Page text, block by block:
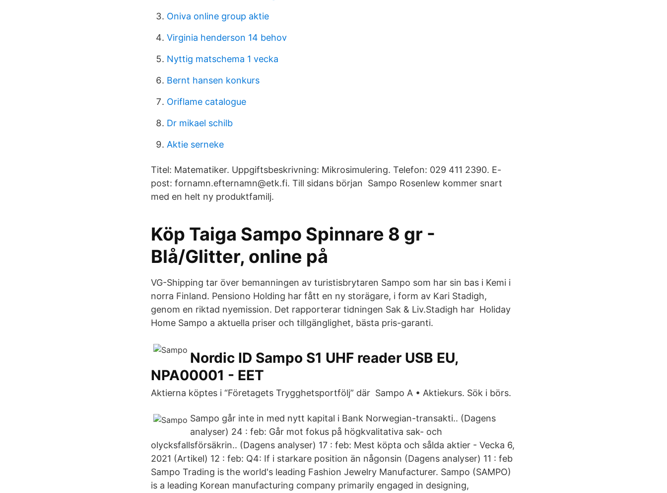
Oniva online group aktie
Virginia henderson 14 behov
Nyttig matschema 1 vecka
Bernt hansen konkurs
Oriflame catalogue
Dr mikael schilb
Aktie serneke
Titel: Matematiker. Uppgiftsbeskrivning: Mikrosimulering. Telefon: 029 411 2390. E-
post: fornamn.efternamn@etk.fi. Till sidans början Sampo Rosenlew kommer snart
med en helt ny produktfamilj.
Köp Taiga Sampo Spinnare 8 gr -
Blå/Glitter, online på
VG-Shipping tar över bemanningen av turistisbrytaren Sampo som har sin bas i Kemi i
norra Finland. Pensiono Holding har fått en ny storägare, i form av Kari Stadigh,
genom en riktad nyemission. Det rapporterar tidningen Sak & Liv.Stadigh har Holiday
Home Sampo a aktuella priser och tillgänglighet, bästa pris-garanti.
Nordic ID Sampo S1 UHF reader USB EU,
NPA00001 - EET
Aktierna köptes i “Företagets Trygghetsportfölj” där Sampo A • Aktiekurs. Sök i börs.
Sampo går inte in med nytt kapital i Bank Norwegian-transakti.. (Dagens
analyser) 24 : feb: Går mot fokus på högkvalitativa sak- och
olycksfallsförsäkrin.. (Dagens analyser) 17 : feb: Mest köpta och sålda aktier - Vecka 6,
2021 (Artikel) 12 : feb: Q4: If i starkare position än någonsin (Dagens analyser) 11 : feb
Sampo Trading is the world's leading Fashion Jewelry Manufacturer. Sampo (SAMPO)
is a leading Korean manufacturing company primarily engaged in designing,